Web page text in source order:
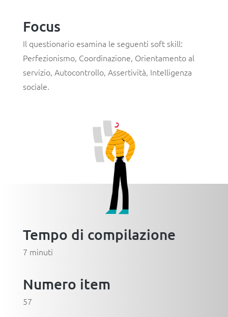
Focus
Il questionario esamina le seguenti soft skill:
Perfezionismo, Coordinazione, Orientamento al
servizio, Autocontrollo, Assertività, Intelligenza
sociale.
Tempo di compilazione
7 minuti
Numero item
57